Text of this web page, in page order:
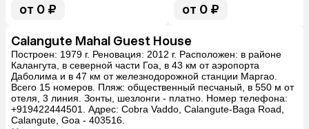
от 0 ₽ от 0 ₽
Calangute Mahal Guest House
Построен: 1979 г. Реновация: 2012 г. Расположен: в районе
Калангута, в северной части Гоа, в 43 км от аэропорта
Даболима и в 47 км от железнодорожной станции Маргао.
Всего 15 номеров. Пляж: общественный песчаный, в 550 м от
отеля, 3 линия. Зонты, шезлонги - платно. Номер телефона:
+919422444501. Адрес: Cobra Vaddo, Calangute-Baga Road,
Calangute, Goa - 403516.